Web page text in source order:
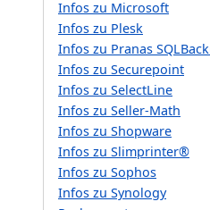
Infos zu Microsoft
Infos zu Plesk
Infos zu Pranas
Infos zu Securepoint
Infos zu SelectLine
Infos zu Seller-Math
Infos zu Shopware
Infos zu Slimprinter®
Infos zu Sophos
Infos zu Synology